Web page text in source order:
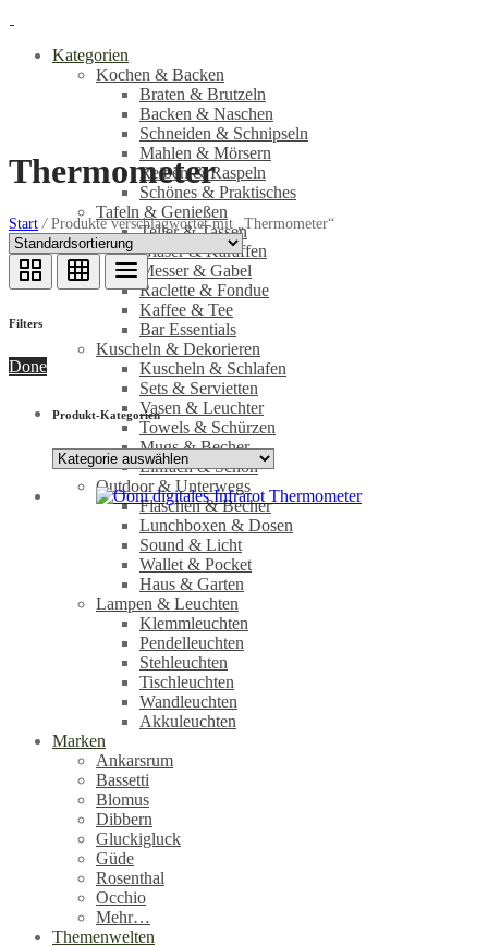
Kategorien
Kochen & Backen
Braten & Brutzeln
Backen & Naschen
Schneiden & Schnipseln
Mahlen & Mörsern
Reiben & Raspeln
Schönes & Praktisches
Tafeln & Genießen
Teller & Tassen
Gläser & Karaffen
Messer & Gabel
Raclette & Fondue
Kaffee & Tee
Bar Essentials
Kuscheln & Dekorieren
Kuscheln & Schlafen
Sets & Servietten
Vasen & Leuchter
Towels & Schürzen
Mugs & Becher
Einfach & Schön
Outdoor & Unterwegs
Flaschen & Becher
Lunchboxen & Dosen
Sound & Licht
Wallet & Pocket
Haus & Garten
Lampen & Leuchten
Klemmleuchten
Pendelleuchten
Stehleuchten
Tischleuchten
Wandleuchten
Akkuleuchten
Marken
Ankarsrum
Bassetti
Blomus
Dibbern
Gluckigluck
Güde
Rosenthal
Occhio
Mehr…
Themenwelten
Thermometer
Start /Produkte verschlagwortet mit „Thermometer“
Filters
Done
Produkt-Kategorien